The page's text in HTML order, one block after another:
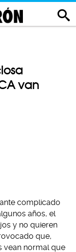
van
complicado
años, el
y no quieren
que,
vean normal que